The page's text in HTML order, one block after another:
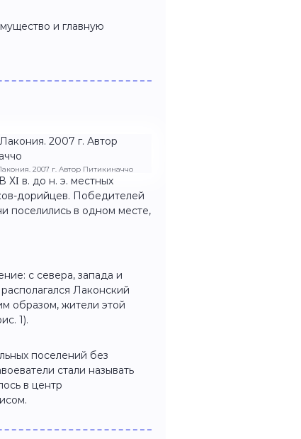
и главную
2007 г. Автор Питикиначчо
ХІ в. до н. э. местных
дорийцев. Победителей
поселились в одном месте,
с севера, запада и
Лаконский
образом, жители этой
1).
поселений без
стали называть
в центр